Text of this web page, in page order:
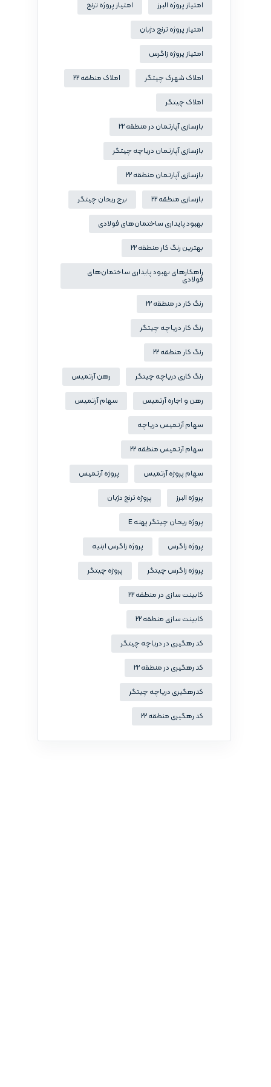
امتیاز پروژه البرز امتیاز پروژه ترنج
امتیاز پروژه ترنج دژبان
امتیاز پروژه زاگرس
املاک شهرک چیتگر املاک منطقه 22
املاک چیتگر
بازسازی آپارتمان در منطقه 22
بازسازی آپارتمان دریاچه چیتگر
بازسازی آپارتمان منطقه 22
بازسازی منطقه 22 برج ریحان چیتگر
بهبود پایداری ساختمان‌های فولادی
بهترین رنگ کار منطقه 22
راهکارهای بهبود پایداری ساختمان‌های
فولادی
رنگ کار در منطقه 22
رنگ کار دریاچه چیتگر
رنگ کار منطقه 22
رنگ کاری دریاچه چیتگر رهن آرتمیس
رهن و اجاره آرتمیس سهام آرتمیس
سهام آرتمیس دریاچه
سهام آرتمیس منطقه 22
سهام پروژه آرتمیس پروژه آرتمیس
پروژه البرز پروژه ترنج دژبان
پروژه ریحان چیتگر پهنه E
پروژه زاگرس پروژه زاگرس ابنیه
پروژه زاگرس چیتگر پروژه چیتگر
کابینت سازی در منطقه 22
کابینت سازی منطقه 22
کد رهگیری در دریاچه چیتگر
کد رهگیری در منطقه 22
کدرهگیری دریاچه چیتگر
کد رهگیری منطقه 22